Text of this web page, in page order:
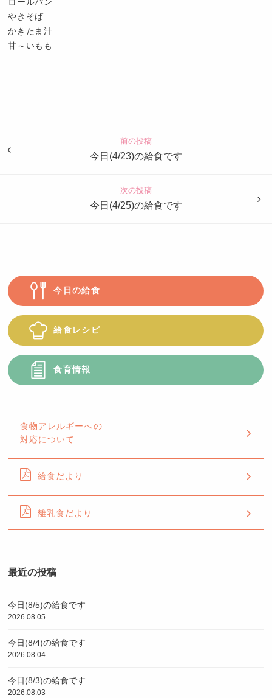
やきそば
かきたま汁
甘～いもも
も
前の投稿
今日(4/23)の給食です
次の投稿
今日(4/25)の給食です
今日の給食
給食レシピ
食育情報
食物アレルギーへの
対応について
給食だより
離乳食だより
最近の投稿
今日(8/5)の給食です
2026.08.05
今日(8/4)の給食です
2026.08.04
今日(8/3)の給食です
2026.08.03